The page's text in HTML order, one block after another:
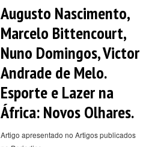
Augusto Nascimento,
Marcelo Bittencourt,
Nuno Domingos, Victor
Andrade de Melo.
Esporte e Lazer na
África: Novos Olhares.
Artigo apresentado no Artigos publicados